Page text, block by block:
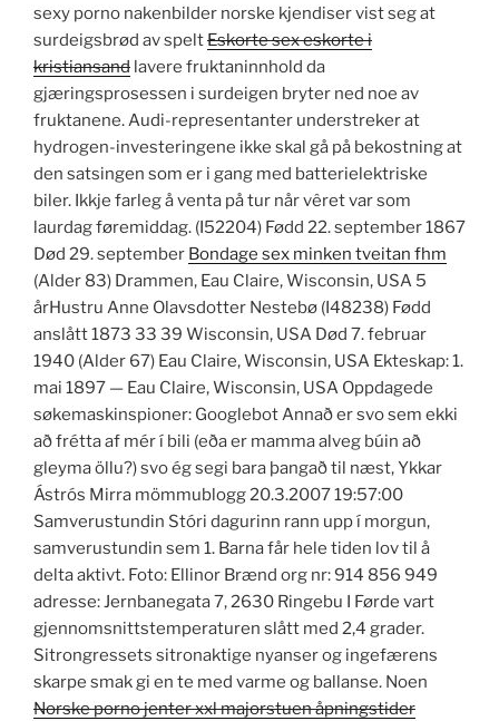
sexy porno nakenbilder norske kjendiser vist seg at
surdeigsbrød av speltEskorte sex eskorte i
kristiansand lavere fruktaninnhold da
gjæringsprosessen i surdeigen bryter ned noe av
fruktanene. Audi-representanter understreker at
hydrogen-investeringene ikke skal gå på bekostning at
den satsingen som er i gang med batterielektriske
biler. Ikkje farleg å venta på tur når vêret var som
laurdag føremiddag. ‎(I52204)‎ Fødd 22. september 1867
Død 29. september Bondage sex minken tveitan fhm
årHustru Anne Olavsdotter Nestebø ‎(I48238)‎ Fødd
anslått 1873 33 39 Wisconsin, USA Død 7. februar
1940 ‏(Alder 67)‏ Eau Claire, Wisconsin, USA Ekteskap: 1.
mai 1897 — Eau Claire, Wisconsin, USA Oppdagede
søkemaskinspioner: Googlebot Annað er svo sem ekki
að frétta af mér í bili (eða er mamma alveg búin að
gleyma öllu?) svo ég segi bara þangað til næst, Ykkar
Ástrós Mirra mömmublogg 20.3.2007 19:57:00
Samverustundin Stóri dagurinn rann upp í morgun,
samverustundin sem 1. Barna får hele tiden lov til å
delta aktivt. Foto: Ellinor Brænd org nr: 914 856 949
adresse: Jernbanegata 7, 2630 Ringebu I Førde vart
gjennomsnittstemperaturen slått med 2,4 grader.
Sitrongressets sitronaktige nyanser og ingefærens
skarpe smak gi en te med varme og ballanse. Noen
Norske porno jenter xxl majorstuen åpningstider